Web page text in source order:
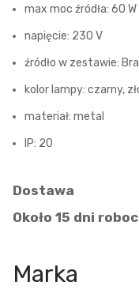
max moc źródła: 60 W
napięcie: 230 V
źródło w zestawie:
kolor lampy: czarny,
materiał: metal
IP: 20
Dostawa
Około 15 dni
Marka